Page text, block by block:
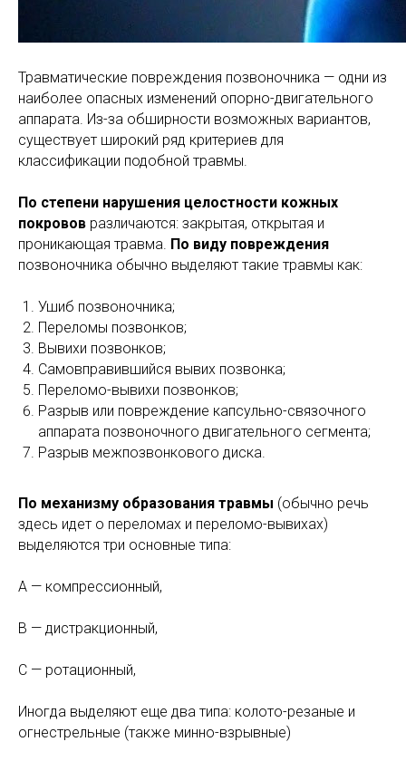
Травматические повреждения позвоночника — одни из
наиболее опасных изменений опорно-двигательного
аппарата. Из-за обширности возможных вариантов,
существует широкий ряд критериев для
классификации подобной травмы.
По степени нарушения целостности кожных
покровов различаются: закрытая, открытая и
проникающая травма. По виду повреждения
позвоночника обычно выделяют такие травмы как:
Ушиб позвоночника;
Переломы позвонков;
Вывихи позвонков;
Самовправившийся вывих позвонка;
Переломо-вывихи позвонков;
Разрыв или повреждение капсульно-связочного
аппарата позвоночного двигательного сегмента;
Разрыв межпозвонкового диска.
По механизму образования травмы (обычно речь
здесь идет о переломах и переломо-вывихах)
выделяются три основные типа:
A — компрессионный,
B — дистракционный,
C — ротационный,
Иногда выделяют еще два типа: колото-резаные и
огнестрельные (также минно-взрывные)